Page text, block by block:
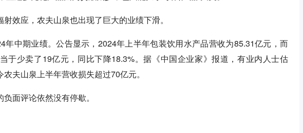
效应，农夫山泉也出现了巨大的业绩下滑。
年中期业绩。公告显示，2024年上半年包装饮用水产品营收为85.31亿元，而
于少卖了19亿元，同比下降18.3%。据《中国企业家》报道，有业内人士估
夫山泉上半年营收损失超过70亿元。
面评论依然没有停歇。